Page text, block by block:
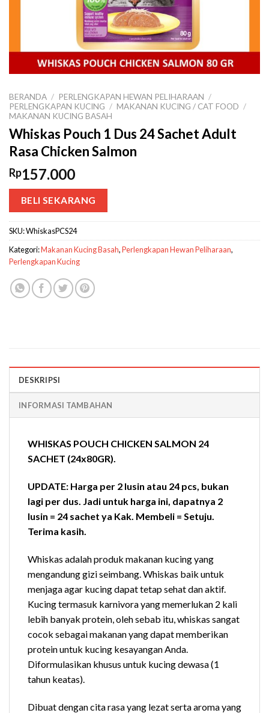
BERANDA / PERLENGKAPAN HEWAN PELIHARAAN /
PERLENGKAPAN KUCING / MAKANAN KUCING / CAT FOOD /
MAKANAN KUCING BASAH
Whiskas Pouch 1 Dus 24 Sachet Adult
Rasa Chicken Salmon
Rp157.000
BELI SEKARANG
SKU:WhiskasPCS24
Kategori:Makanan Kucing Basah,Perlengkapan Hewan Peliharaan,
Perlengkapan Kucing
DESKRIPSI
INFORMASI TAMBAHAN
WHISKAS POUCH CHICKEN SALMON 24
SACHET (24x80GR).
UPDATE: Harga per 2 lusin atau 24 pcs, bukan
lagi per dus. Jadi untuk harga ini, dapatnya 2
lusin = 24 sachet ya Kak. Membeli = Setuju.
Terima kasih.
Whiskas adalah produk makanan kucing yang
mengandung gizi seimbang. Whiskas baik untuk
menjaga agar kucing dapat tetap sehat dan aktif.
Kucing termasuk karnivora yang memerlukan 2 kali
lebih banyak protein, oleh sebab itu, whiskas sangat
cocok sebagai makanan yang dapat memberikan
protein untuk kucing kesayangan Anda.
Diformulasikan khusus untuk kucing dewasa (1
tahun keatas).
Dibuat dengan cita rasa yang lezat serta aroma yang